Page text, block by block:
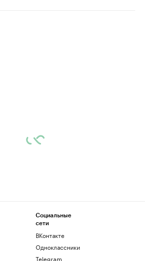
Социальные
сети
ВКонтакте
Одноклассники
Telegram